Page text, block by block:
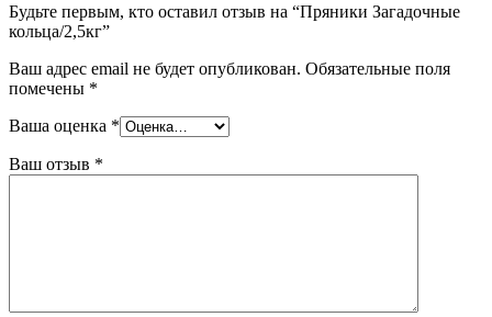
Будьте первым, кто оставил отзыв на “Пряники Загадочные
кольца/2,5кг”
Ваш адрес email не будет опубликован. Обязательные поля
помечены *
Ваша оценка *
Ваш отзыв *